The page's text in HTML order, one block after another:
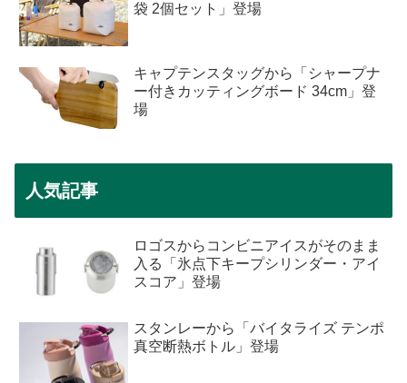
袋 2個セット」登場
キャプテンスタッグから「シャープナ
ー付きカッティングボード 34cm」登
場
人気記事
ロゴスからコンビニアイスがそのまま
入る「氷点下キープシリンダー・アイ
スコア」登場
スタンレーから「バイタライズ テンポ
真空断熱ボトル」登場